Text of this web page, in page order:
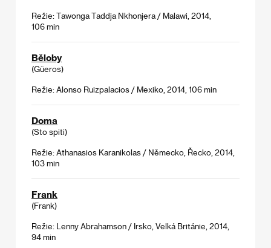
Režie: Tawonga Taddja Nkhonjera / Malawi, 2014,
106 min
Běloby
(Güeros)
Režie: Alonso Ruizpalacios / Mexiko, 2014, 106 min
Doma
(Sto spiti)
Režie: Athanasios Karanikolas / Německo, Řecko, 2014,
103 min
Frank
(Frank)
Režie: Lenny Abrahamson / Irsko, Velká Británie, 2014,
94 min